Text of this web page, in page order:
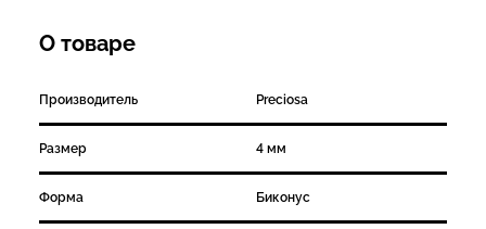
О товаре
Производитель Preciosa
Размер 4 мм
Форма Биконус